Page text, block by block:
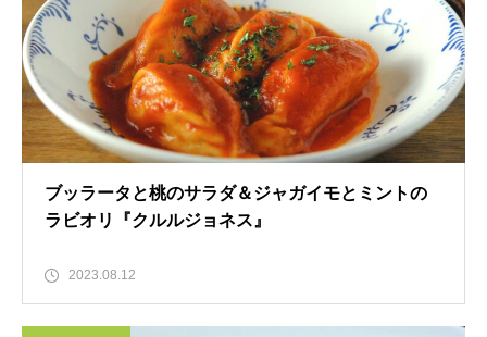
ブッラータと桃のサラダ＆ジャガイモとミントの
ラビオリ『クルルジョネス』
2023.08.12